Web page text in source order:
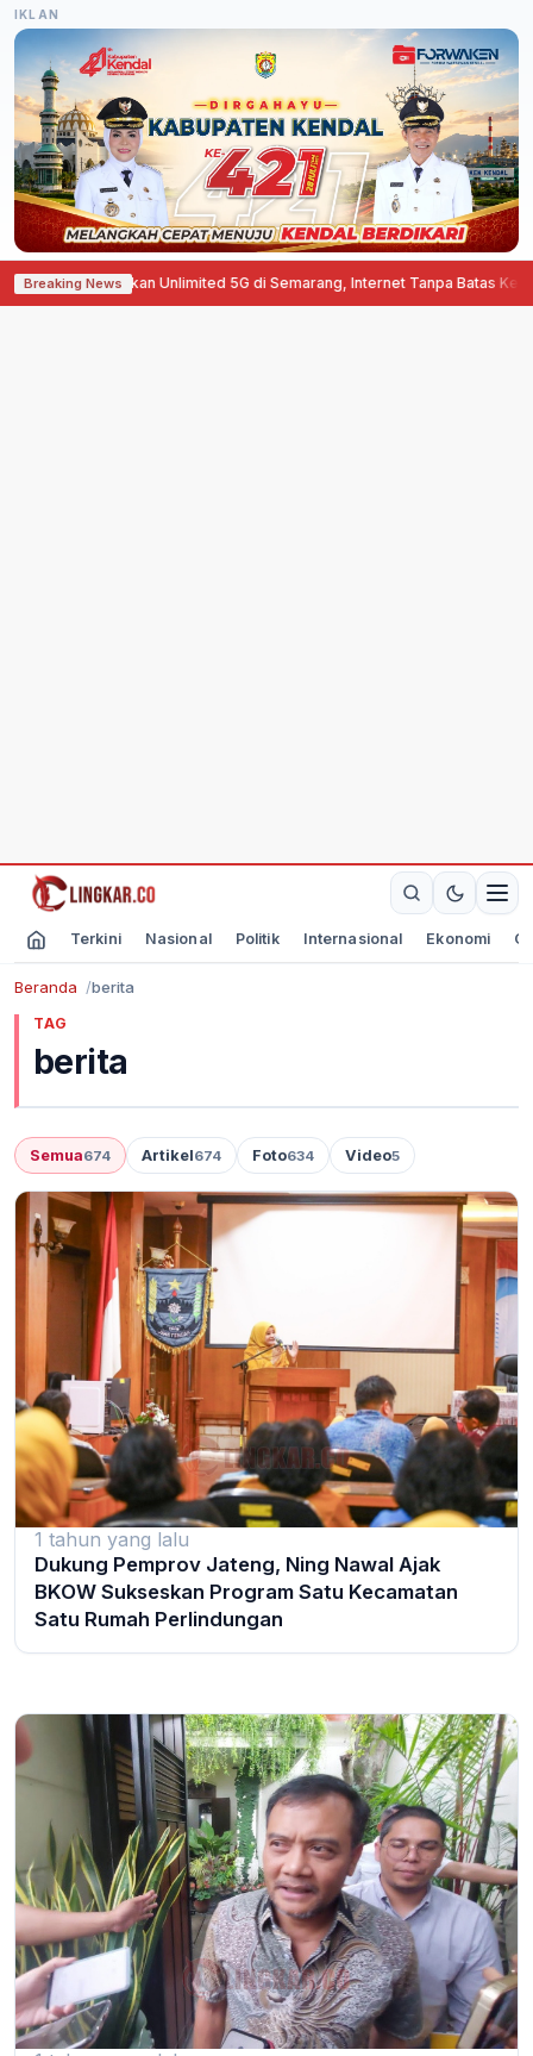
IKLAN
Breaking News
Hadirkan Unlimited 5G di Semarang, Internet Tanpa Batas Kecepatan
Terkini Nasional Politik Internasional Ekonomi
Beranda berita
TAG
berita
Semua674 Artikel674 Foto634 Video5
1 tahun yang lalu
Dukung Pemprov Jateng, Ning Nawal Ajak
BKOW Sukseskan Program Satu Kecamatan
Satu Rumah Perlindungan